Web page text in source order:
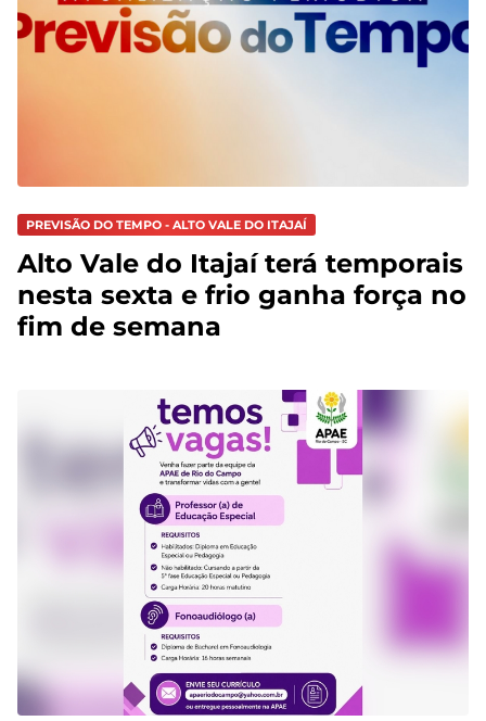
PREVISÃO DO TEMPO - ALTO VALE DO ITAJAÍ
Alto Vale do Itajaí terá temporais
nesta sexta e frio ganha força no
fim de semana